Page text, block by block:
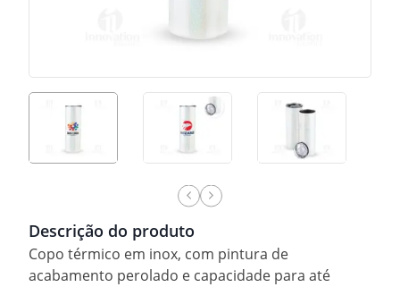
Descrição do produto
Copo térmico em inox, com pintura de
acabamento perolado e capacidade para até